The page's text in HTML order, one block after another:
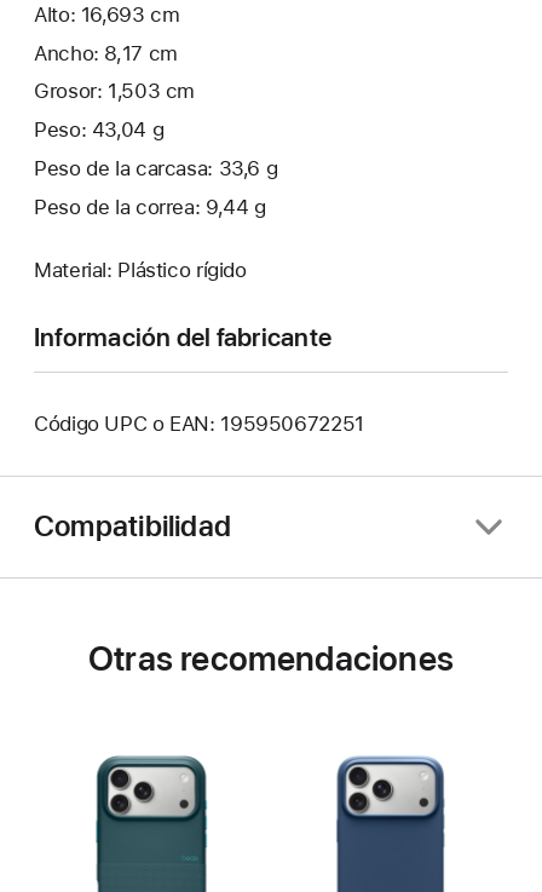
Alto: 16,693 cm
Ancho: 8,17 cm
Grosor: 1,503 cm
Peso: 43,04 g
Peso de la carcasa: 33,6 g
Peso de la correa: 9,44 g
Material: Plástico rígido
Información del fabricante
Código UPC o EAN: 195950672251
Compatibilidad
Otras recomendaciones